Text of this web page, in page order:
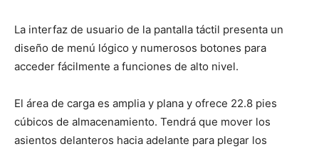
La interfaz de usuario de la pantalla táctil presenta un
diseño de menú lógico y numerosos botones para
acceder fácilmente a funciones de alto nivel.
El área de carga es amplia y plana y ofrece 22.8 pies
cúbicos de almacenamiento. Tendrá que mover los
asientos delanteros hacia adelante para plegar los